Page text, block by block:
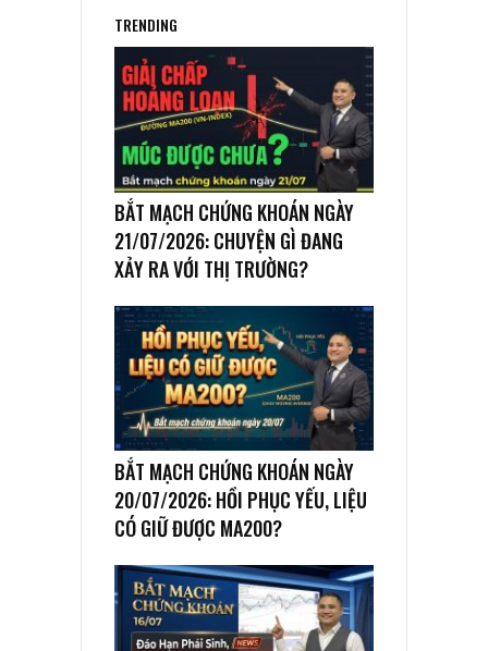
TRENDING
BẮT MẠCH CHỨNG KHOÁN NGÀY
21/07/2026: CHUYỆN GÌ ĐANG
XẢY RA VỚI THỊ TRƯỜNG?
BẮT MẠCH CHỨNG KHOÁN NGÀY
20/07/2026: HỒI PHỤC YẾU, LIỆU
CÓ GIỮ ĐƯỢC MA200?